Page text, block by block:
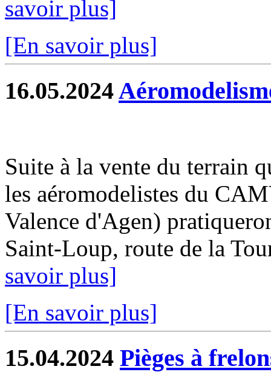
savoir plus]
[En savoir plus]
16.05.2024
Suite à la vente du terrain
les aéromodelistes du
Valence d'Agen)
Saint-Loup, route de la
savoir plus]
[En savoir plus]
15.04.2024 Pièges à